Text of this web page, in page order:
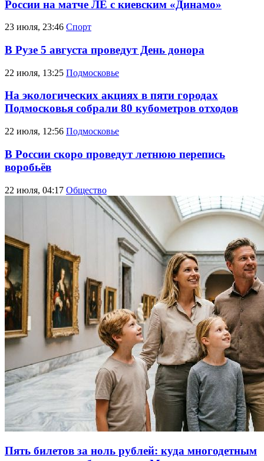
России на матче ЛЕ с киевским «Динамо»
23 июля, 23:46 Спорт
В Рузе 5 августа проведут День донора
22 июля, 13:25 Подмосковье
На экологических акциях в пяти городах
Подмосковья собрали 80 кубометров отходов
22 июля, 12:56 Подмосковье
В России скоро проведут летнюю перепись
воробьёв
22 июля, 04:17 Общество
Пять билетов за ноль рублей: куда многодетным